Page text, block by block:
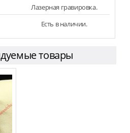
Лазерная гравировка.
Есть в наличии.
товары